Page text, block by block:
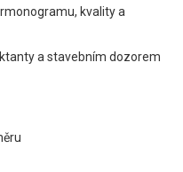
kvality a
a stavebním dozorem